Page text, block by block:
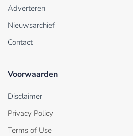
Adverteren
Nieuwsarchief
Contact
Voorwaarden
Disclaimer
Privacy Policy
Terms of Use